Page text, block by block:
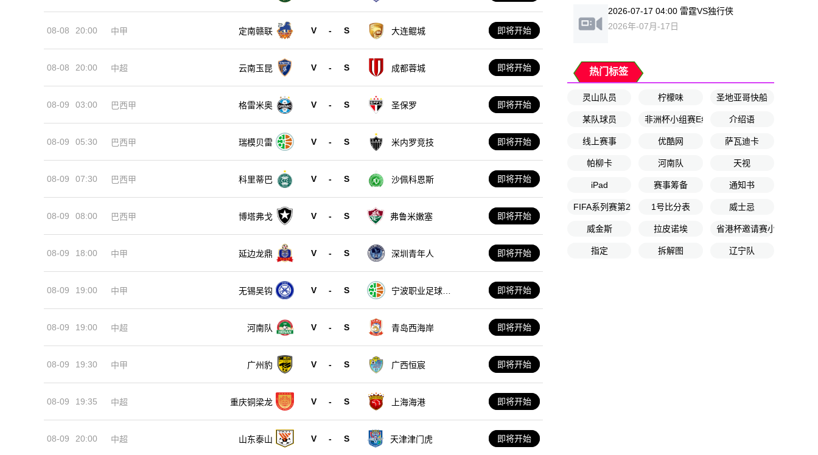
08-08 20:00 中甲 定南赣联 V - S 大连鲲城 即将开始
08-08 20:00 中超 云南玉昆 V - S 成都蓉城 即将开始
08-09 03:00 巴西甲 格雷米奥 V - S 圣保罗 即将开始
08-09 05:30 巴西甲 瑞模贝雷 V - S 米内罗竞技 即将开始
08-09 07:30 巴西甲 科里蒂巴 V - S 沙佩科恩斯 即将开始
08-09 08:00 巴西甲 博塔弗戈 V - S 弗鲁米嫩塞 即将开始
08-09 18:00 中甲 延边龙鼎 V - S 深圳青年人 即将开始
08-09 19:00 中甲 无锡吴钩 V - S
宁波职业足球俱
即将开始
08-09 19:00 中超 河南队 V - S 青岛西海岸 即将开始
08-09 19:30 中甲 广州豹 V - S 广西恒宸 即将开始
08-09 19:35 中超 重庆铜梁龙 V - S 上海海港 即将开始
08-09 20:00 中超 山东泰山 V - S 天津津门虎 即将开始
2026-07-17 04:00 雷霆VS独行侠
2026年-07月-17日
热门标签
灵山队员 柠檬味 圣地亚哥快船
某队球员 非洲杯小组赛E组第1轮介绍语
线上赛事 优酷网 萨瓦迪卡
帕柳卡 河南队 天视
iPad 赛事筹备 通知书
FIFA系列赛第2轮 1号比分表 威士忌
威金斯 拉皮诺埃 省港杯邀请赛小组赛第1轮
指定 拆解图 辽宁队